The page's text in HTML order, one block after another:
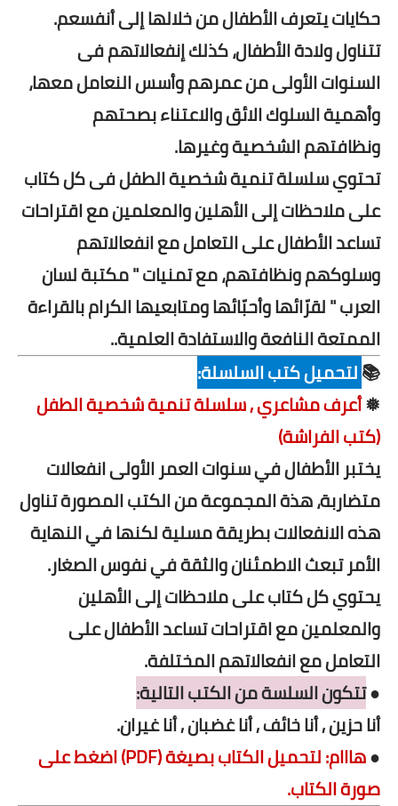
حكايات يتعرف الأطفال من خلالها إلى أنفسعم.
تتناول ولادة الأطفال، كذلك إنفعالاتهم فى
السنوات الأولى من عمرهم وأسس النعامل معها،
وأهمية السلوك الائق والاعتناء بصحتهم
ونظافتهم الشخصية وغيرها.
تحتوي سلسلة تنمية شخصية الطفل فى كل كتاب
على ملاحظات إلى الأهلين والمعلمين مع اقتراحات
تساعد الأطفال على التعامل مع انفعالاتهم
وسلوكهم ونظافتهم، مع تمنيات " مكتبة لسان
العرب " لقرّائها وأحبّائها ومتابعيها الكرام بالقراءة
الممتعة النافعة والاستفادة العلمية..
📚لتحميل كتب السلسلة:
❅أعرف مشاعري , سلسلة تنمية شخصية الطفل
(كتب الفراشة)
يختبر الأطفال في سنوات العمر الأولى انفعالات
متضاربة، هذة المجموعة من الكتب المصورة تناول
هذه الانفعالات بطريقة مسلية لكنها في النهاية
الأمر تبعث الاطمئنان والثقة في نفوس الصغار.
يحتوي كل كتاب على ملاحظات إلى الأهلين
والمعلمين مع اقتراحات تساعد الأطفال على
التعامل مع انفعالاتهم المختلفة.
●تتكون السلسة من الكتب التالية:
أنا حزين , أنا خائف , أنا غضبان , أنا غيران.
●
هااام: لتحميل الكتاب بصيغة (PDF) اضغط على
صورة الكتاب.